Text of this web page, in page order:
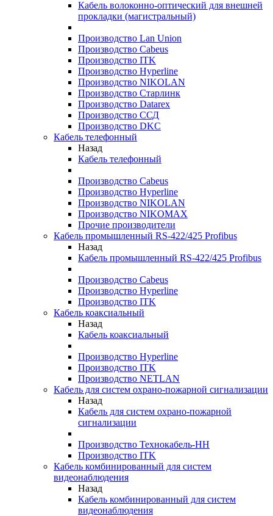
Кабель волоконно-оптический для внешней
прокладки (магистральный)
Производство Lan Union
Производство Cabeus
Производство ITK
Производство Hyperline
Производство NIKOLAN
Производство Старлинк
Производство Datarex
Производство ССД
Производство DKC
Кабель телефонный
Назад
Кабель телефонный
Производство Cabeus
Производство Hyperline
Производство NIKOLAN
Производство NIKOMAX
Прочие производители
Кабель промышленный RS-422/425 Profibus
Назад
Кабель промышленный RS-422/425 Profibus
Производство Cabeus
Производство Hyperline
Производство ITK
Кабель коаксиальный
Назад
Кабель коаксиальный
Производство Hyperline
Производство ITK
Производство NETLAN
Кабель для систем охрано-пожарной сигнализации
Назад
Кабель для систем охрано-пожарной
сигнализации
Производство Технокабель-НН
Производство ITK
Кабель комбинированный для систем
видеонаблюдения
Назад
Кабель комбинированный для систем
видеонаблюдения